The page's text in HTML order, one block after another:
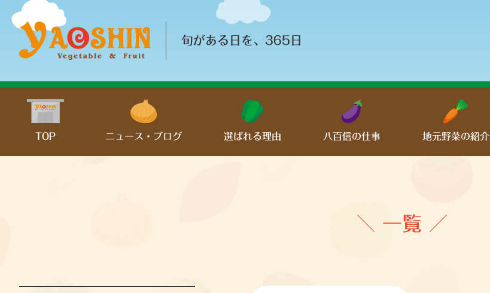
旬がある日を、365日
TOP ニュース・ブログ 選ばれる理由 八百信の仕事 地元野菜の紹介
＼ 一覧 ／